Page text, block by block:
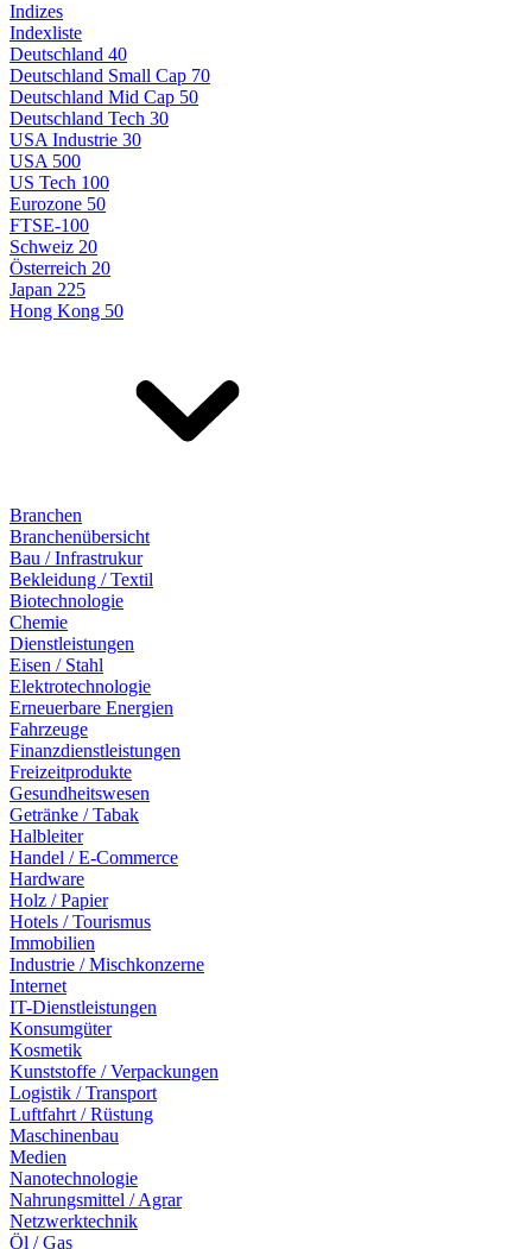
Indizes
Indexliste
Deutschland 40
Deutschland Small Cap 70
Deutschland Mid Cap 50
Deutschland Tech 30
USA Industrie 30
USA 500
US Tech 100
Eurozone 50
FTSE-100
Schweiz 20
Österreich 20
Japan 225
Hong Kong 50
Branchen
Branchenübersicht
Bau / Infrastrukur
Bekleidung / Textil
Biotechnologie
Chemie
Dienstleistungen
Eisen / Stahl
Elektrotechnologie
Erneuerbare Energien
Fahrzeuge
Finanzdienstleistungen
Freizeitprodukte
Gesundheitswesen
Getränke / Tabak
Halbleiter
Handel / E-Commerce
Hardware
Holz / Papier
Hotels / Tourismus
Immobilien
Industrie / Mischkonzerne
Internet
IT-Dienstleistungen
Konsumgüter
Kosmetik
Kunststoffe / Verpackungen
Logistik / Transport
Luftfahrt / Rüstung
Maschinenbau
Medien
Nanotechnologie
Nahrungsmittel / Agrar
Netzwerktechnik
Öl / Gas